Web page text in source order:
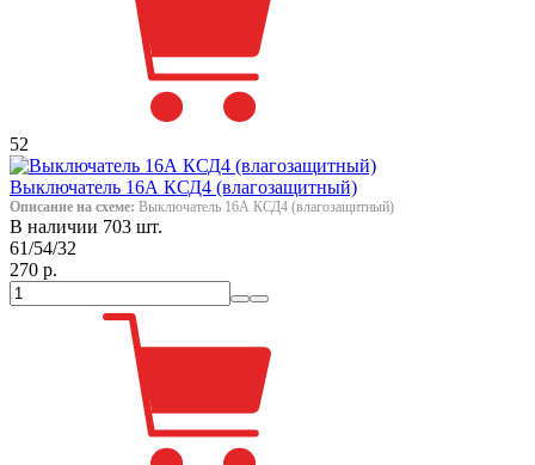
52
Выключатель 16А КСД4 (влагозащитный)
Описание на схеме: Выключатель 16А КСД4 (влагозащитный)
В наличии 703 шт.
61/54/32
270 р.